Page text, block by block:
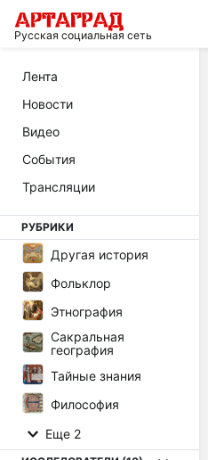
Русская социальная сеть
Лента
Новости
Видео
События
Трансляции
РУБРИКИ
Другая история
Фольклор
Этнография
Сакральная
география
Тайные знания
Философия
Еще 2